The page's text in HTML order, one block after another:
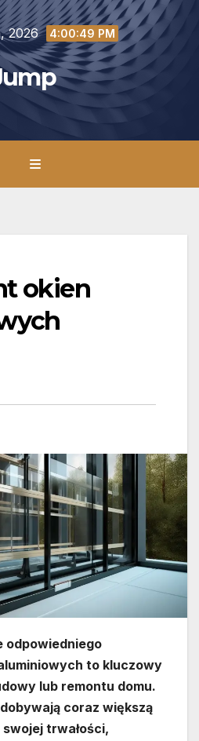
2026 4:00:50 PM
okien
odpowiedniego
to kluczowy
lub remontu domu.
coraz większą
trwałości,